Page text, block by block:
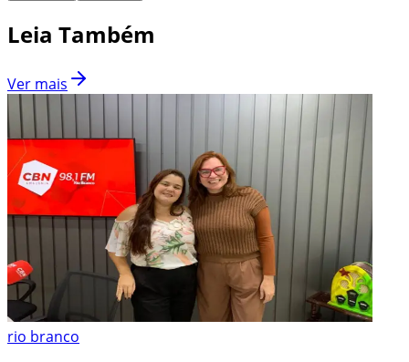
Leia Também
Ver mais
rio branco